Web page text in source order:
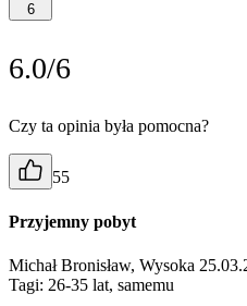
6
6.0/6
Czy ta opinia była pomocna?
55
Przyjemny pobyt
Michał Bronisław, Wysoka
Tagi: 26-35 lat, samemu